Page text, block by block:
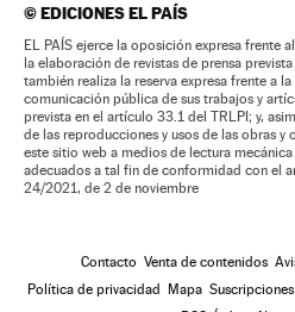
©EDICIONES EL PAÍS
EL PAÍS ejerce la oposición expresa frente
la elaboración de revistas de prensa
también realiza la reserva expresa frente a
comunicación pública de sus trabajos y
prevista en el artículo 33.1 del TRLPI; y,
de las reproducciones y usos de las obras y
este sitio web a medios de lectura
adecuados a tal fin de conformidad con el
24/2021, de 2 de noviembre
Contacto Venta de contenidos
Política de privacidad Mapa